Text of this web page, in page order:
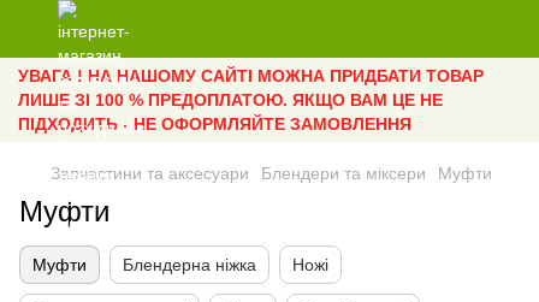
УВАГА ! НА НАШОМУ САЙТІ МОЖНА ПРИДБАТИ ТОВАР
ЛИШЕ ЗІ 100 % ПРЕДОПЛАТОЮ. ЯКЩО ВАМ ЦЕ НЕ
ПІДХОДИТЬ - НЕ ОФОРМЛЯЙТЕ ЗАМОВЛЕННЯ
Запчастини та аксесуари Блендери та міксери Муфти
Муфти
Муфти Блендерна ніжка Ножі